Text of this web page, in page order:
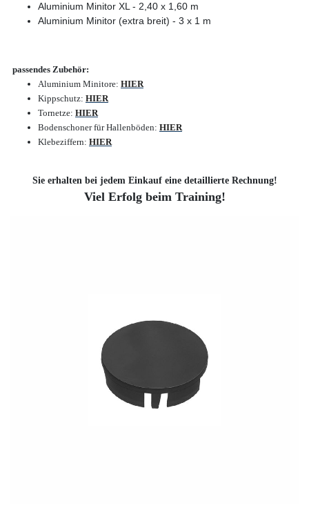
Aluminium Minitor XL - 2,40 x 1,60 m
Aluminium Minitor (extra breit) - 3 x 1 m
passendes Zubehör:
Aluminium Minitore: HIER
Kippschutz: HIER
Tornetze: HIER
Bodenschoner für Hallenböden: HIER
Klebeziffern: HIER
Sie erhalten bei jedem Einkauf eine detaillierte Rechnung!
Viel Erfolg beim Training!